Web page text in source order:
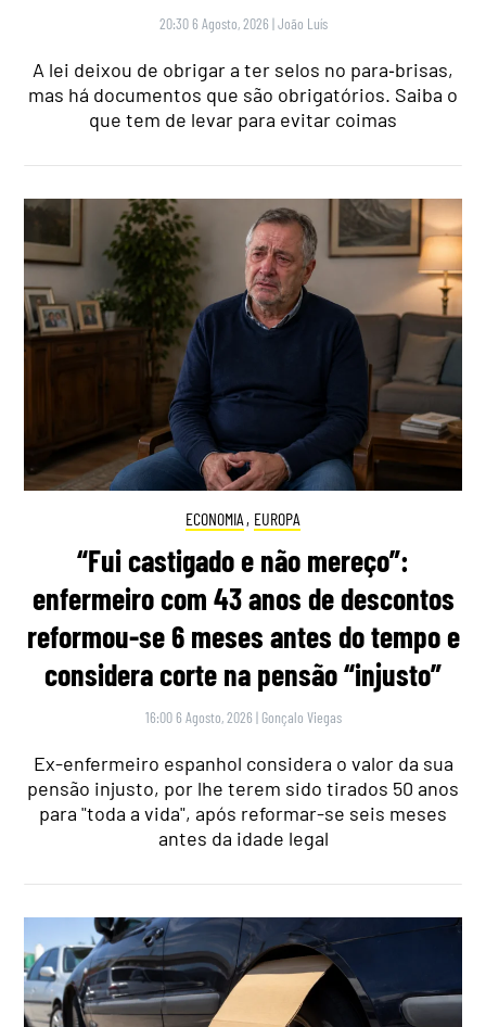
20:30 6 Agosto, 2026 |João Luís
A lei deixou de obrigar a ter selos no para‑brisas,
mas há documentos que são obrigatórios. Saiba o
que tem de levar para evitar coimas
ECONOMIA , EUROPA
“Fui castigado e não mereço”:
enfermeiro com 43 anos de descontos
reformou-se 6 meses antes do tempo e
considera corte na pensão “injusto”
16:00 6 Agosto, 2026 | Gonçalo Viegas
Ex-enfermeiro espanhol considera o valor da sua
pensão injusto, por lhe terem sido tirados 50 anos
para "toda a vida", após reformar-se seis meses
antes da idade legal